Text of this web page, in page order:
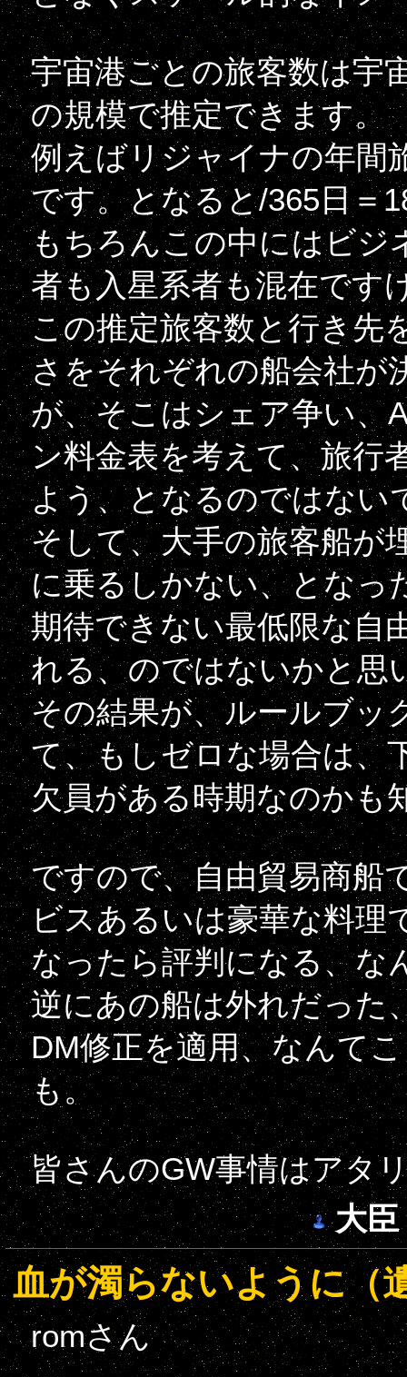
宇宙港ごとの旅客数は宇
の規模で推定できます。
例えばリジャイナの年間
です。となると/365日＝
もちろんこの中にはビジ
者も入星系者も混在です
この推定旅客数と行き先
さをそれぞれの船会社が
が、そこはシェア争い、
ン料金表を考えて、旅行
よう、となるのではない
そして、大手の旅客船が
に乗るしかない、となっ
期待できない最低限な自
れる、のではないかと思
その結果が、ルールブッ
て、もしゼロな場合は、
欠員がある時期なのかも
ですので、自由貿易商船
ビスあるいは豪華な料理
なったら評判になる、な
逆にあの船は外れだった
DM修正を適用、なんて
も。
皆さんのGW事情はアタ
大臣
血が濁らないように（
romさん